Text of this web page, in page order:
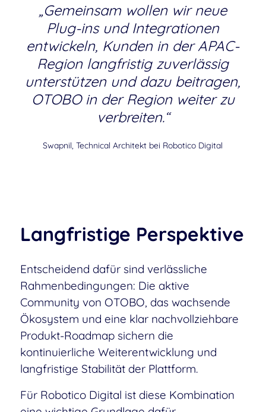
„Gemeinsam wollen wir neue
Plug-ins und Integrationen
entwickeln, Kunden in der APAC-
Region langfristig zuverlässig
unterstützen und dazu beitragen,
OTOBO in der Region weiter zu
verbreiten.“
Swapnil, Technical Architekt bei Robotico Digital
Langfristige Perspektive
Entscheidend dafür sind verlässliche
Rahmenbedingungen: Die aktive
Community von OTOBO, das wachsende
Ökosystem und eine klar nachvollziehbare
Produkt-Roadmap sichern die
kontinuierliche Weiterentwicklung und
langfristige Stabilität der Plattform.
Für Robotico Digital ist diese Kombination